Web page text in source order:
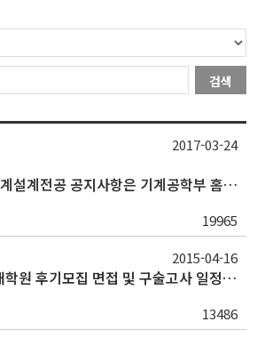
검색
[공지] 멀티스케일기계설계전공 공지사항은 기계공학부 홈페이지에서 확인 가능
19965
2017-03-24
[입학]2015학년도 대학원 후기모집 면접 및 구술고사 일정 공지
13486
2015-04-16